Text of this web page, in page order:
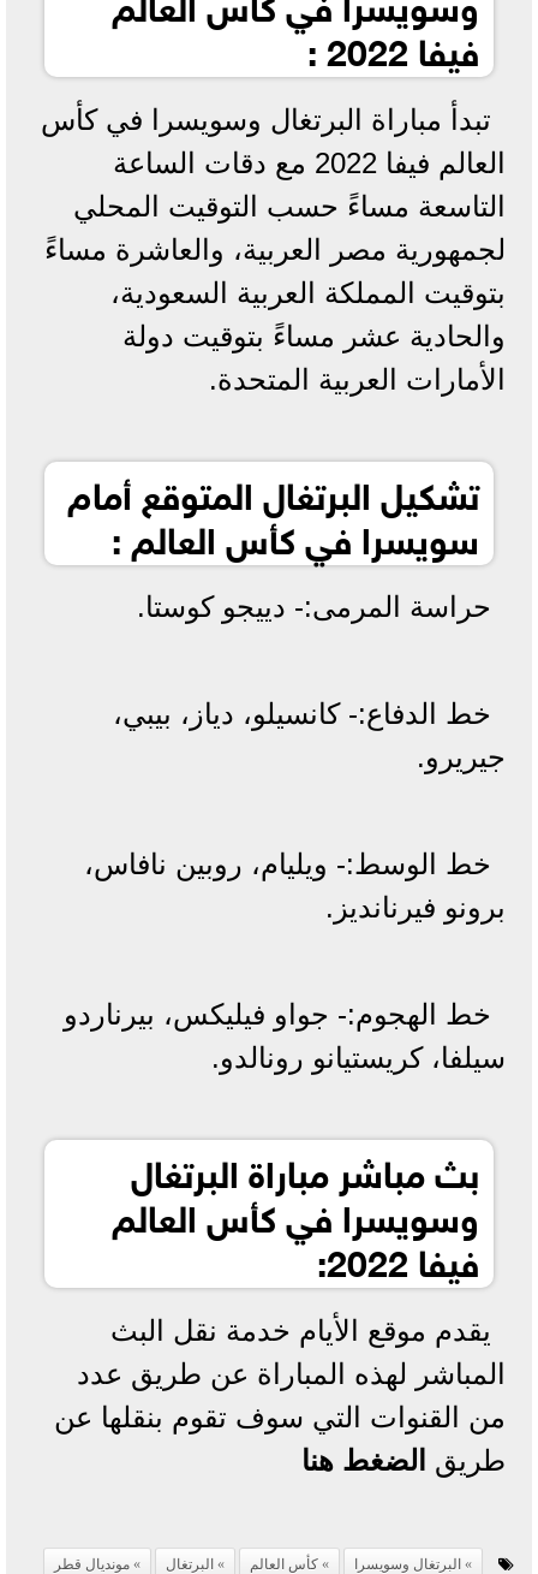
فيفا 2022 :
تبدأ مباراة البرتغال وسويسرا في كأس
العالم فيفا 2022 مع دقات الساعة
التاسعة مساءً حسب التوقيت المحلي
لجمهورية مصر العربية، والعاشرة مساءً
بتوقيت المملكة العربية السعودية،
والحادية عشر مساءً بتوقيت دولة
الأمارات العربية المتحدة.
تشكيل البرتغال المتوقع أمام
سويسرا في كأس العالم :
حراسة المرمى:- دييجو كوستا.
خط الدفاع:- كانسيلو، دياز، بيبي،
جيريرو.
خط الوسط:- ويليام، روبين نافاس،
برونو فيرنانديز.
خط الهجوم:- جواو فيليكس، بيرناردو
سيلفا، كريستيانو رونالدو.
بث مباشر مباراة البرتغال
وسويسرا في كأس العالم
فيفا 2022:
يقدم موقع الأيام خدمة نقل البث
المباشر لهذه المباراة عن طريق عدد
من القنوات التي سوف تقوم بنقلها عن
طريق الضغط هنا
البرتغال وسويسرا كأس العالم البرتغال مونديال قطر